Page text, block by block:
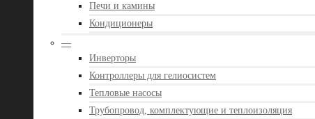
Печи и камины
Кондиционеры
—
Инверторы
Контроллеры для гелиосистем
Тепловые насосы
Трубопровод, комплектующие и теплоизоляция